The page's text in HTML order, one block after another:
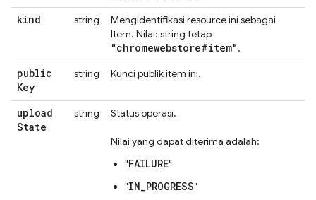
kind string
Mengidentifikasi resource ini sebagai
Item. Nilai: string tetap
"chromewebstore#item".
public
Key
string Kunci publik item ini.
upload
State
string Status operasi.
Nilai yang dapat diterima adalah:
"FAILURE"
"IN_PROGRESS"